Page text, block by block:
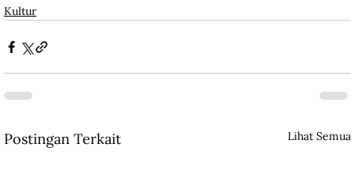
Kultur
Postingan Terkait Lihat Semua